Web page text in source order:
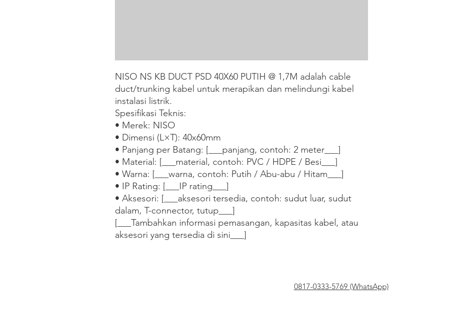
NISO NS KB DUCT PSD 40X60 PUTIH @ 1,7M adalah cable
duct/trunking kabel untuk merapikan dan melindungi kabel
instalasi listrik.
Spesifikasi Teknis:
• Merek: NISO
• Dimensi (L×T): 40x60mm
• Panjang per Batang: [___panjang, contoh: 2 meter___]
• Material: [___material, contoh: PVC / HDPE / Besi___]
• Warna: [___warna, contoh: Putih / Abu-abu / Hitam___]
• IP Rating: [___IP rating___]
• Aksesori: [___aksesori tersedia, contoh: sudut luar, sudut
dalam, T-connector, tutup___]
[___Tambahkan informasi pemasangan, kapasitas kabel, atau
aksesori yang tersedia di sini___]
0817-0333-5769 (WhatsApp)